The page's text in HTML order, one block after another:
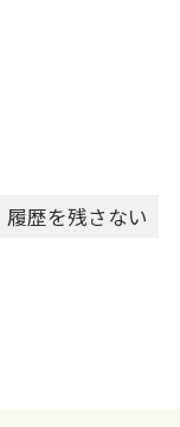
履歴を残さない